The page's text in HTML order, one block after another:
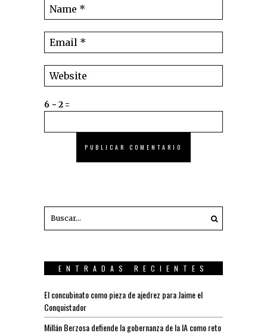
6 − 2 =
ENTRADAS RECIENTES
El concubinato como pieza de ajedrez para Jaime el
Conquistador
Millán Berzosa defiende la gobernanza de la IA como reto